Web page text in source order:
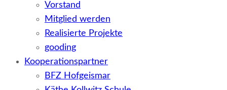
Vorstand
Mitglied werden
Realisierte Projekte
gooding
Kooperationspartner
BFZ Hofgeismar